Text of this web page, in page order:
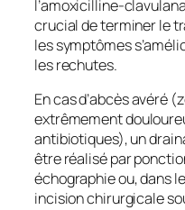
l’amoxicilline-
crucial de terminer le
les symptômes
les rechutes.
En cas d’abcès avéré
extrêmement
antibiotiques), un
être réalisé par
échographie ou, dans
incision chirurgicale